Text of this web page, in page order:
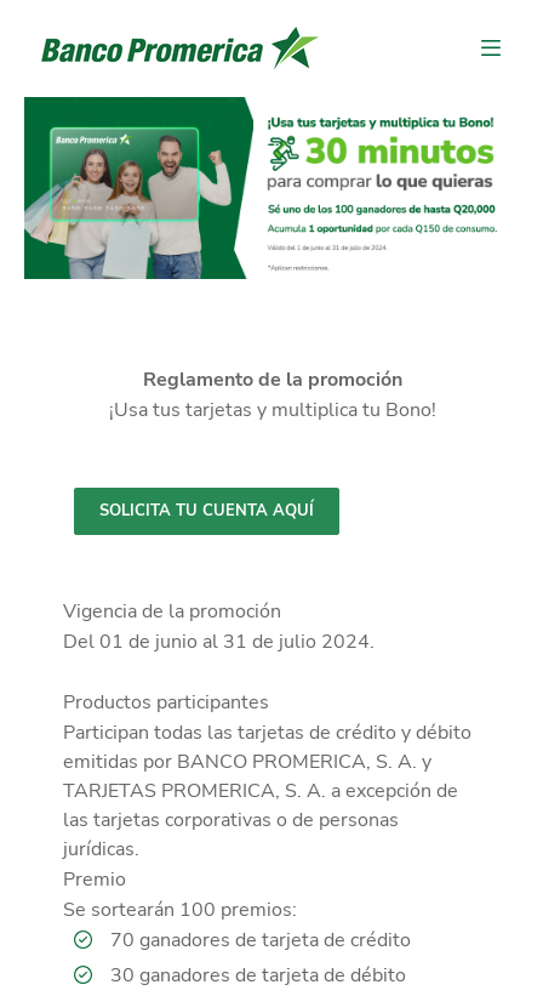
Reglamento de la promoción
¡Usa tus tarjetas y multiplica tu Bono!
SOLICITA TU CUENTA AQUÍ
Vigencia de la promoción
Del 01 de junio al 31 de julio 2024.
Productos participantes
Participan todas las tarjetas de crédito y débito
emitidas por BANCO PROMERICA, S. A. y
TARJETAS PROMERICA, S. A. a excepción de
las tarjetas corporativas o de personas
jurídicas.
Premio
Se sortearán 100 premios:
70 ganadores de tarjeta de crédito
30 ganadores de tarjeta de débito